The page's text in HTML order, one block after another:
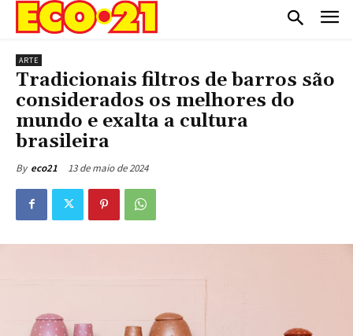
ARTE
Tradicionais filtros de barros são
considerados os melhores do
mundo e exalta a cultura
brasileira
By eco21 13 de maio de 2024